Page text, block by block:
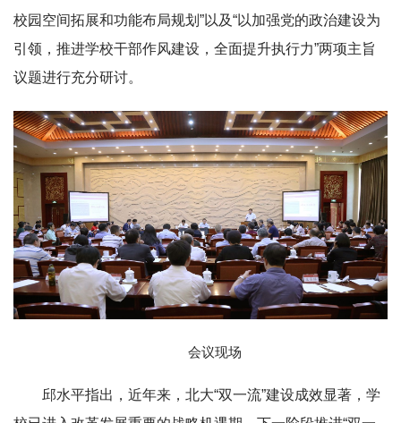
校园空间拓展和功能布局规划”以及“以加强党的政治建设为
引领，推进学校干部作风建设，全面提升执行力”两项主旨
议题进行充分研讨。
会议现场
邱水平指出，近年来，北大“双一流”建设成效显著，学